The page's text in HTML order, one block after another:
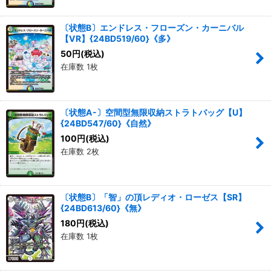
〔状態B〕エンドレス・フローズン・カーニバル
【VR】{24BD519/60}《多》
50 円(税込)
在庫数 1枚
〔状態A-〕空間型無限収納ストラトバッグ【U】
{24BD547/60}《自然》
100 円(税込)
在庫数 2枚
〔状態B〕「智」の頂レディオ・ローゼス【SR】
{24BD613/60}《無》
180 円(税込)
在庫数 1枚